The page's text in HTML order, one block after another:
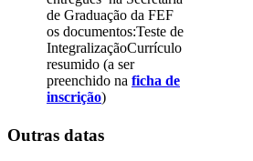
de Graduação da FEF
os documentos:Teste de
IntegralizaçãoCurrículo
resumido (a ser
preenchido na ficha de
inscrição)
Outras datas